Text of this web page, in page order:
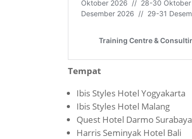
Tempat
Ibis Styles Hotel Yogyakarta
Ibis Styles Hotel Malang
Quest Hotel Darmo Surabaya
Harris Seminyak Hotel Bali